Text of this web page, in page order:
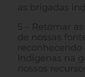
as brigadas
5 – Retomar
de nossas
reconhecendo
Indígenas na
nossos